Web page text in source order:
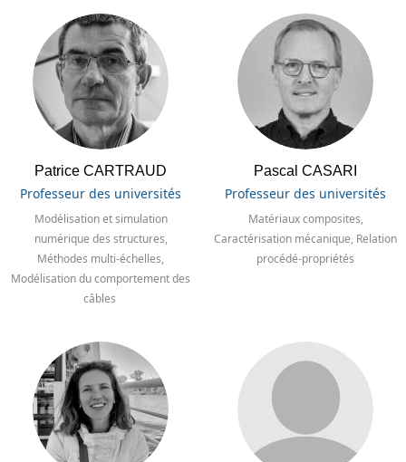
Patrice CARTRAUD
Professeur des universités
Modélisation et simulation
numérique des structures,
Méthodes multi-échelles,
Modélisation du comportement des
câbles
Pascal CASARI
Professeur des universités
Matériaux composites,
Caractérisation mécanique, Relation
procédé-propriétés